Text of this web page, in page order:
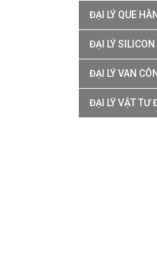
ĐẠI LÝ QUE
ĐẠI LÝ
ĐẠI LÝ VAN
ĐẠI LÝ VẬT TƯ